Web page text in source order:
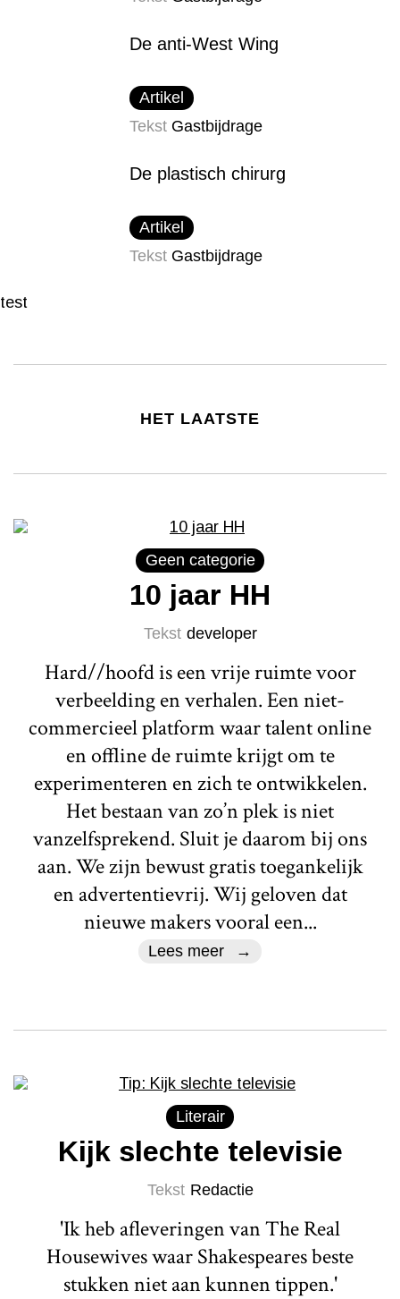
De anti-West Wing
Artikel
Tekst Gastbijdrage
De plastisch chirurg
Artikel
Tekst Gastbijdrage
test
HET LAATSTE
Geen categorie
10 jaar HH
Tekst developer
Hard//hoofd is een vrije ruimte voor
verbeelding en verhalen. Een niet-
commercieel platform waar talent online
en offline de ruimte krijgt om te
experimenteren en zich te ontwikkelen.
Het bestaan van zo’n plek is niet
vanzelfsprekend. Sluit je daarom bij ons
aan. We zijn bewust gratis toegankelijk
en advertentievrij. Wij geloven dat
nieuwe makers vooral een...
Lees meer
Literair
Kijk slechte televisie
Tekst Redactie
'Ik heb afleveringen van The Real
Housewives waar Shakespeares beste
stukken niet aan kunnen tippen.'